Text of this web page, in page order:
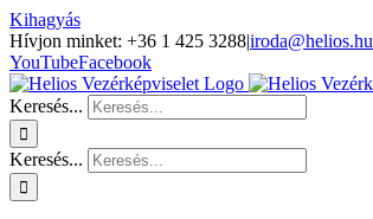
Kihagyás
Hívjon minket: +36 1 425 3288|iroda@helios.hu
YouTubeFacebook
Keresés...
Keresés...